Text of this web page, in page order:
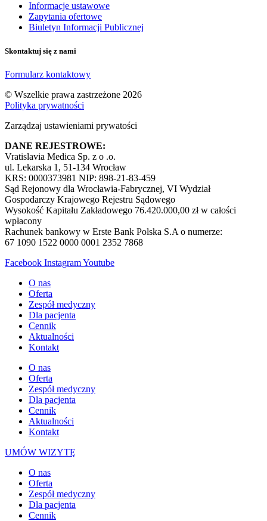
Informacje ustawowe
Zapytania ofertowe
Biuletyn Informacji Publicznej
Skontaktuj się z nami
Formularz kontaktowy
© Wszelkie prawa zastrzeżone 2026
Polityka prywatności
Zarządzaj ustawieniami prywatości
DANE REJESTROWE:
Vratislavia Medica Sp. z o .o.
ul. Lekarska 1, 51-134 Wrocław
KRS: 0000373981 NIP: 898-21-83-459
Sąd Rejonowy dla Wrocławia-Fabrycznej, VI Wydział
Gospodarczy Krajowego Rejestru Sądowego
Wysokość Kapitału Zakładowego 76.420.000,00 zł w całości
wpłacony
Rachunek bankowy w Erste Bank Polska S.A o numerze:
67 1090 1522 0000 0001 2352 7868
Facebook InstagramYoutube
O nas
Oferta
Zespół medyczny
Dla pacjenta
Cennik
Aktualności
Kontakt
O nas
Oferta
Zespół medyczny
Dla pacjenta
Cennik
Aktualności
Kontakt
UMÓW WIZYTĘ
O nas
Oferta
Zespół medyczny
Dla pacjenta
Cennik